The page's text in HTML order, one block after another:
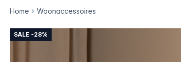
Home Woonaccessoires
SALE -28%